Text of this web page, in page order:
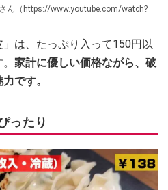
ん（https://www.youtube.com/watch?
は、たっぷり入って150円以
家計に優しい価格ながら、破
です。
ったり